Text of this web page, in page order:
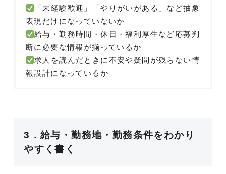
「未経験歓迎」「やりがいがある」など抽象
表現だけになっていないか
給与・勤務時間・休日・福利厚生など応募判
断に必要な情報が揃っているか
求人を読んだときに不安や疑問が残らない情
報設計になっているか
3．給与・勤務地・勤務条件をわかり
やすく書く